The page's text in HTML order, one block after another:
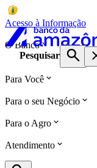
Acesso à Informação
O Banco
Pesquisar
Para Você
Para o seu Negócio
Para o Agro
Atendimento